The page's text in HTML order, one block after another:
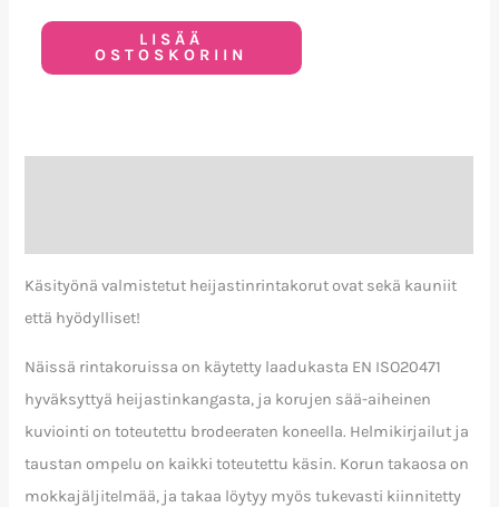
LISÄÄ
OSTOSKORIIN
Käsityönä valmistetut heijastinrintakorut ovat sekä kauniit
että hyödylliset!
Näissä rintakoruissa on käytetty laadukasta EN ISO20471
hyväksyttyä heijastinkangasta, ja korujen sää-aiheinen
kuviointi on toteutettu brodeeraten koneella. Helmikirjailut ja
taustan ompelu on kaikki toteutettu käsin. Korun takaosa on
mokkajäljitelmää, ja takaa löytyy myös tukevasti kiinnitetty